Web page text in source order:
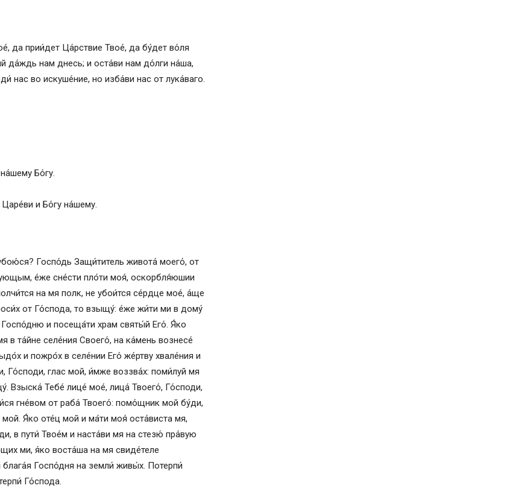
многих святых, и который
да прии́дет Ца́рствие Твое́, да бу́дет во́ля
да́ждь нам днесь; и оста́ви нам до́лги на́ша,
во искуше́ние, но изба́ви нас от лука́ваго.
Бо́гу.
и Бо́гу на́шему.
Госпо́дь Защи́титель живота́ моего́, от
е́же сне́сти пло́ти моя́, оскорбля́юшии
на мя полк, не убои́тся се́рдце мое́, а́ще
от Го́спода, то взыщу́: е́же жи́ти ми в дому́
и посеща́ти храм святы́й Его́. Я́ко
та́йне селе́ния Своего́, на ка́мень вознесе́
и пожро́х в селе́нии Его́ же́ртву хвале́ния и
глас мой, и́мже воззва́х: поми́луй мя
Взыска́ Тебе́ лице́ мое́, лица́ Твоего́, Го́споди,
гне́вом от раба́ Твоего́: помо́щник мой бу́ди,
Я́ко оте́ц мой и ма́ти моя́ оста́виста мя,
в пути́ Твое́м и наста́ви мя на стезю́ пра́вую
ми, я́ко воста́ша на мя свиде́теле
Госпо́дня на земли́ живы́х. Потерпи́
Го́спода.